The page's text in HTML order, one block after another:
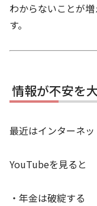
わからないことが
す。
情報が不安を
最近はインターネッ
YouTubeを見ると
・年金は破綻する